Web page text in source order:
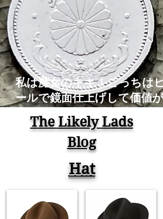
私は魔女のキキ！こっちはピ
ールで鏡面仕上げして価値が
くなったアルミの古銭！コイ
磨き Old Coins Restoration
Time Lapse ASMR
The Likely Lads
Blog
Hat